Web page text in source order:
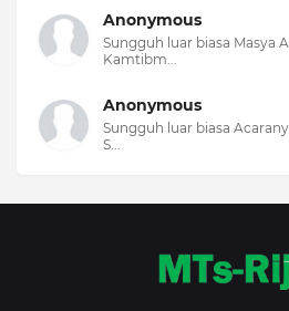
Anonymous
Sungguh luar biasa Masya
Kamtibm...
Anonymous
Sungguh luar biasa
S...